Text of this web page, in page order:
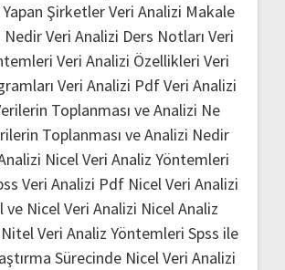
ŞirketlerVeri Analizi Makale
NedirVeri Analizi Ders Notları Veri
Veri Analizi Özellikleri Veri
Veri Analizi PdfVeri Analizi
Toplanması ve Analizi Ne
Toplanması ve Analizi Nedir
Nicel Veri Analiz Yöntemleri
Veri Analizi Pdf Nicel Veri Analizi
ve Nicel Veri Analizi Nicel Analiz
Nitel Veri Analiz Yöntemleri Spss ile
Sürecinde Nicel Veri Analizi